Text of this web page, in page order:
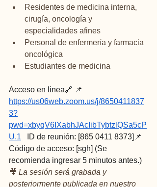
Residentes de medicina interna,
cirugía, oncología y
especialidades afines
Personal de enfermería y farmacia
oncológica
Estudiantes de medicina
Acceso en linea🔗 📌
https://us06web.zoom.us/j/8650411837
3?
pwd=xbyqV6IXabhJAcIibTybtzlQSa5cP
U.1 ID de reunión: [865 0411 8373]📌
Código de acceso: [sgh] (Se
recomienda ingresar 5 minutos antes.)
🎥 La sesión será grabada y
posteriormente publicada en nuestro